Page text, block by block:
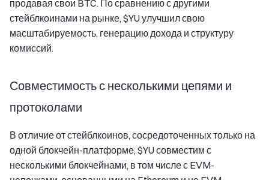
продавая свои BTC. По сравнению с другими
стейблкоинами на рынке, $YU улучшил свою
масштабируемость, генерацию дохода и структуру
комиссий.
Совместимость с несколькими цепями и
протоколами
В отличие от стейблкоинов, сосредоточенных только на
одной блокчейн-платформе, $YU совместим с
несколькими блокчейнами, в том числе с EVM-